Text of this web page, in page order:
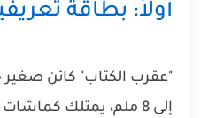
أولاً: بطاقة
إلى 8 ملم، يمتلك